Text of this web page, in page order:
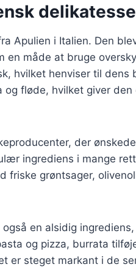
Apulien i Italien. Den
måde at bruge
hvilket henviser til dens
fløde, hvilket giver
der
ingrediens i mange
friske grøntsager,
en alsidig
og pizza, burrata
er steget markant i de